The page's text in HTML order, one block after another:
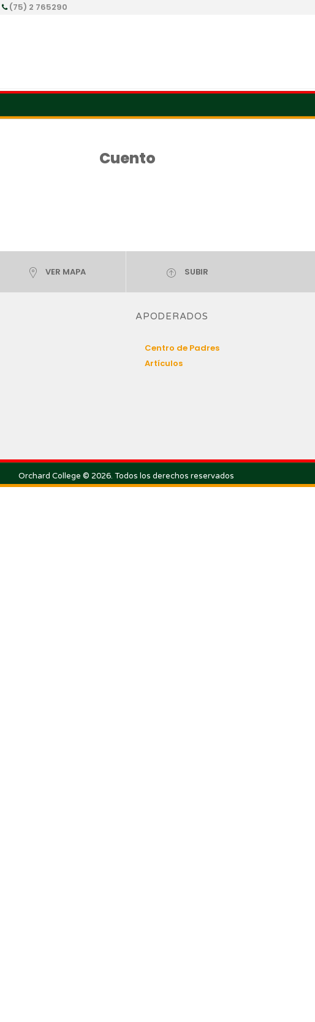
(75) 2 765290
Cuento
VER MAPA SUBIR
APODERADOS
Centro de Padres
Artículos
Orchard College © 2026. Todos los derechos reservados